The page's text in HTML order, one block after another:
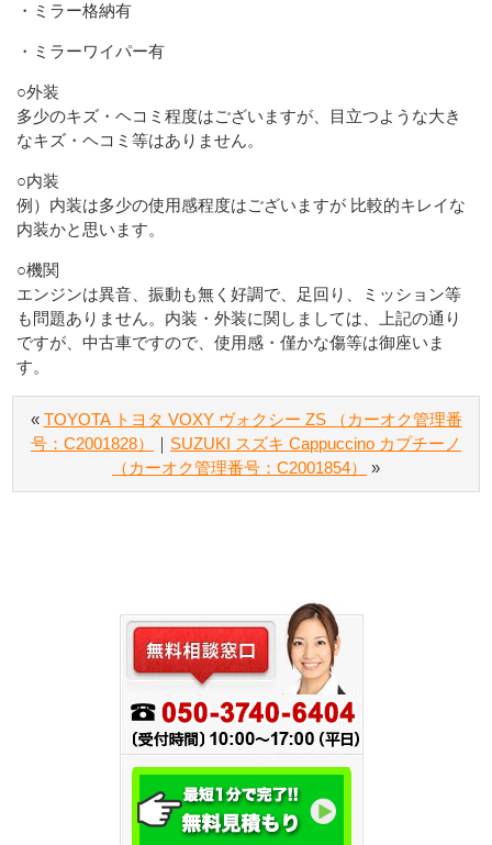
・ミラー格納有
・ミラーワイパー有
○外装
多少のキズ・ヘコミ程度はございますが、目立つような大き
なキズ・ヘコミ等はありません。
○内装
例）内装は多少の使用感程度はございますが 比較的キレイな
内装かと思います。
○機関
エンジンは異音、振動も無く好調で、足回り、ミッション等
も問題ありません。内装・外装に関しましては、上記の通り
ですが、中古車ですので、使用感・僅かな傷等は御座いま
す。
« TOYOTA トヨタ VOXY ヴォクシー ZS （カーオク管理番
号：C2001828）
SUZUKI スズキ Cappuccino カプチーノ
（カーオク管理番号：C2001854）
»